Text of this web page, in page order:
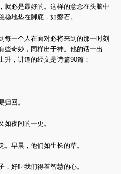
就必是最好的。这样的意念在头脑中
地垫在脚底，如磐石。
每一个人在面对必将来到的那一时刻
些奇妙，同样出于神。他的话一出
升，讲道的经文是诗篇90篇：
归回。
如夜间的一更。
早晨，他们如生长的草。
好叫我们得着智慧的心。